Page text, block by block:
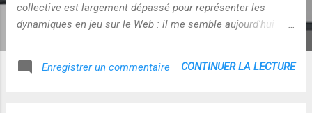
collective est largement dépassé pour représenter les
dynamiques en jeu sur le Web : il me semble aujourd'hui
quelques temps, sur ce blog , j'avais écrit cela sur le sujet :
Enregistrer un commentaire CONTINUER LA LECTURE